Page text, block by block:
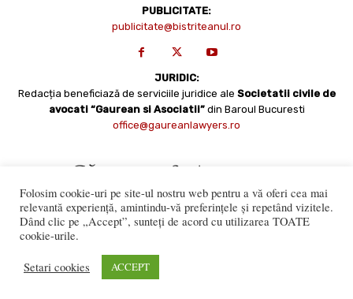
PUBLICITATE:
publicitate@bistriteanul.ro
JURIDIC:
Redacția beneficiază de serviciile juridice ale Societatii civile de
avocati “Gaurean si Asociatii” din Baroul Bucuresti
office@gaureanlawyers.ro
numai cu acordul expres al Bistriteanul.Ro. © Copyright 2008 -
Folosim cookie-uri pe site-ul nostru web pentru a vă oferi cea mai
relevantă experiență, amintindu-vă preferințele și repetând vizitele.
Dând clic pe „Accept”, sunteți de acord cu utilizarea TOATE
cookie-urile.
Setari cookies ACCEPT